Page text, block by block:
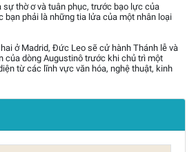
sự thờ ơ và tuân phục, trước bạo lực của
bạn phải là những tia lửa của một nhân loại
ở Madrid, Đức Leo sẽ cử hành Thánh lễ và
của dòng Augustinô trước khi chủ trì một
từ các lĩnh vực văn hóa, nghệ thuật, kinh